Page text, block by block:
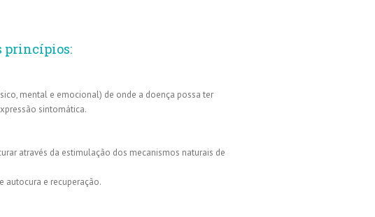
princípios:
mental e emocional) de onde a doença possa ter
sintomática.
através da estimulação dos mecanismos naturais de
autocura e recuperação.